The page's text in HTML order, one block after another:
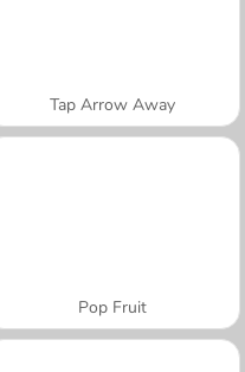
Tap Arrow Away
Pop Fruit